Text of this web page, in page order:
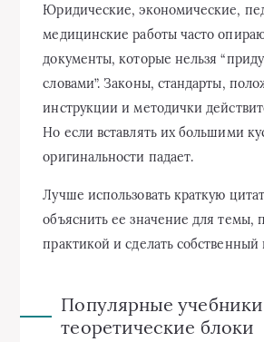
Юридические, экономические,
медицинские работы часто
документы, которые нельзя
словами”. Законы, стандарты,
инструкции и методички
Но если вставлять их большими
оригинальности падает.
Лучше использовать краткую
объяснить ее значение для темы,
практикой и сделать собственный
Популярные
теоретические блоки